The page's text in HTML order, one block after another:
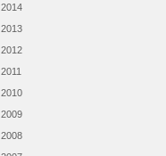
2014
2013
2012
2011
2010
2009
2008